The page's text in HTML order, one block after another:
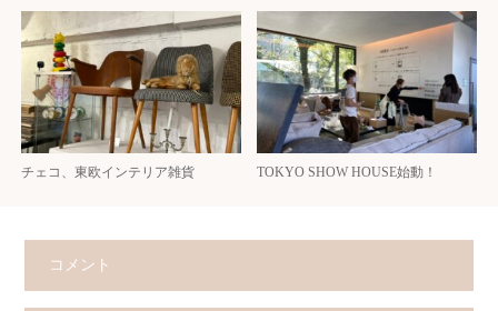
チェコ、東欧インテリア雑貨 TOKYO SHOW HOUSE始動！
コメント